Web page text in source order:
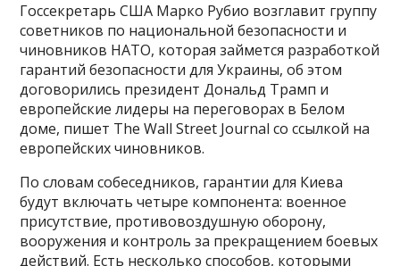
Госсекретарь США Марко Рубио возглавит группу
советников по национальной безопасности и
чиновников НАТО, которая займется разработкой
гарантий безопасности для Украины, об этом
договорились президент Дональд Трамп и
европейские лидеры на переговорах в Белом
доме, пишет The Wall Street Journal со ссылкой на
европейских чиновников.
По словам собеседников, гарантии для Киева
будут включать четыре компонента: военное
присутствие, противовоздушную оборону,
вооружения и контроль за прекращением боевых
действий. Есть несколько способов, которыми